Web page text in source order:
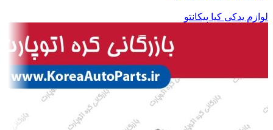
لوازم یدکی کیا پیکانتو